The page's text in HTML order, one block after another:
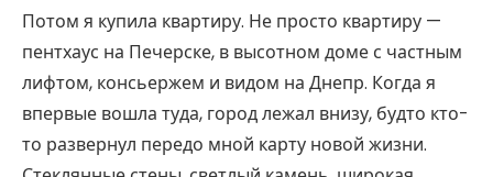
Потом я купила квартиру. Не просто квартиру —
пентхаус на Печерске, в высотном доме с частным
лифтом, консьержем и видом на Днепр. Когда я
впервые вошла туда, город лежал внизу, будто кто-
то развернул передо мной карту новой жизни.